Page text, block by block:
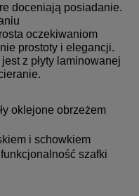
doceniają posiadanie.
oczekiwaniom
prostoty i elegancji.
z płyty laminowanej
oklejone obrzeżem
i schowkiem
szafki